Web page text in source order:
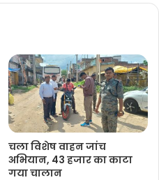
चला विशेष वाहन जांच
अभियान, 43 हजार का काटा
गया चालान